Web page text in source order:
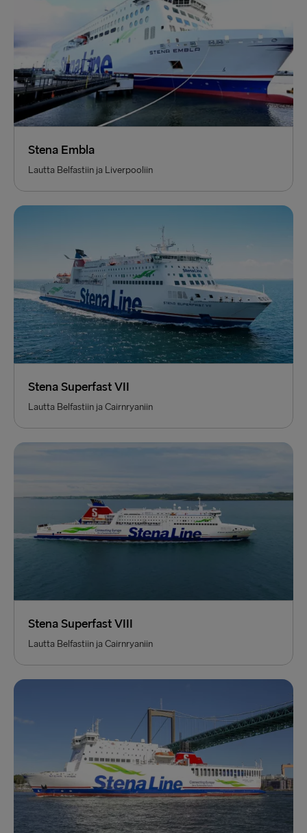
Stena Embla
Lautta Belfastiin ja Liverpooliin
Stena Superfast VII
Lautta Belfastiin ja Cairnryaniin
Stena Superfast VIII
Lautta Belfastiin ja Cairnryaniin